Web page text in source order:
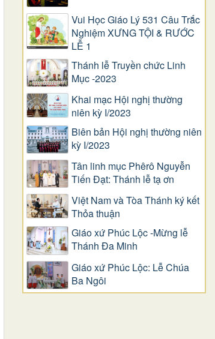
Vui Học Giáo Lý 531 Câu Trắc
Nghiệm XƯNG TỘI & RƯỚC
LỄ 1
Thánh lễ Truyền chức Linh
Mục -2023
Khai mạc Hội nghị thường
niên kỳ I/2023
Biên bản Hội nghị thường niên
kỳ I/2023
Tân linh mục Phêrô Nguyễn
Tiến Đạt: Thánh lễ tạ ơn
Việt Nam và Tòa Thánh ký kết
Thỏa thuận
Giáo xứ Phúc Lộc -Mừng lễ
Thánh Đa Minh
Giáo xứ Phúc Lộc: Lễ Chúa
Ba Ngôi